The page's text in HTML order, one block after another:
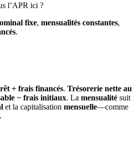
l’APR ici ?
fixe, mensualités constantes,
.
+ frais financés. Trésorerie nette au
− frais initiaux. La mensualité suit
et la capitalisation mensuelle—comme